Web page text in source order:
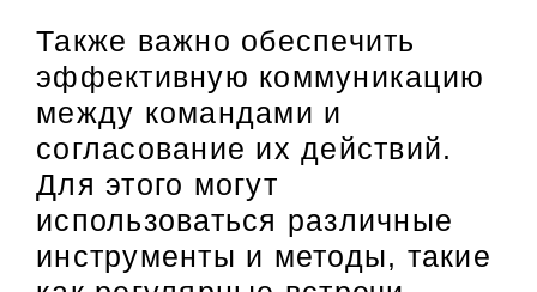
Также важно обеспечить
эффективную коммуникацию
между командами и
согласование их действий.
Для этого могут
использоваться различные
инструменты и методы, такие